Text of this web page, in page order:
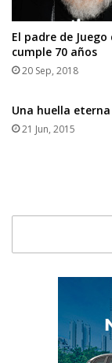
El padre de
cumple 70 años
20 Sep, 2018
Una huella eterna
21 Jun, 2015